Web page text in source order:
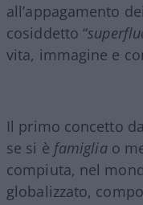
all’appagamento
cosiddetto “
vita, immagine e
Il primo concetto
se si è famiglia o
compiuta, nel
globalizzato,